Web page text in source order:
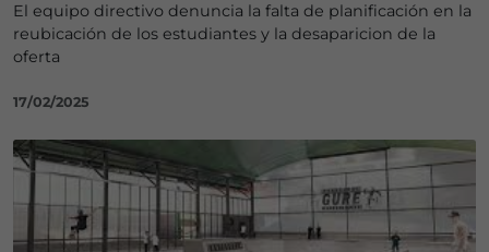
El equipo directivo denuncia la falta de planificación en la
reubicación de los estudiantes y la desaparicion de la
oferta
17/02/2025